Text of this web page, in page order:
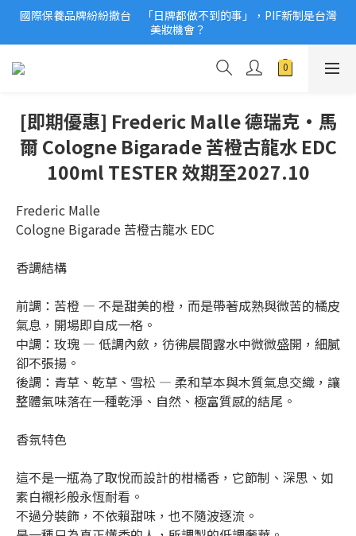
2026美妝小樣、試用品變少？PIF化妝品身分證7月上路！消費者
必懂5觀念
國際保養品牌紛紛撤台　「日牌都做不到的事」，PIF新制是台灣
美妝機會？
2026美妝小樣、試用品變少？PIF化妝品身分證7月上路！消費者
[即期優惠] Frederic Malle 德瑞克·馬
爾 Cologne Bigarade 苦橙古龍水 EDC
100ml TESTER 效期至2027.10
Frederic Malle
Cologne Bigarade 苦橙古龍水 EDC
香調結構
前調：苦橙 — 不是甜美的橙，而是帶著成熟與微苦的橘皮
氣息，開場即自成一格。
中調：玫瑰 — 低調內斂，彷彿晨間露水中微微盛開，細膩
卻不張揚。
後調：青草、乾草、雪松 — 柔和草本與木質氣息交織，讓
整體氣味落在一種乾淨、自然、極富質感的結尾。
香氛特色
這不是一瓶為了取悅而設計的柑橘香，它節制、深思、如
素白襯衫般永恆耐看。
不過分裝飾，不依賴甜味，也不隨波逐流。